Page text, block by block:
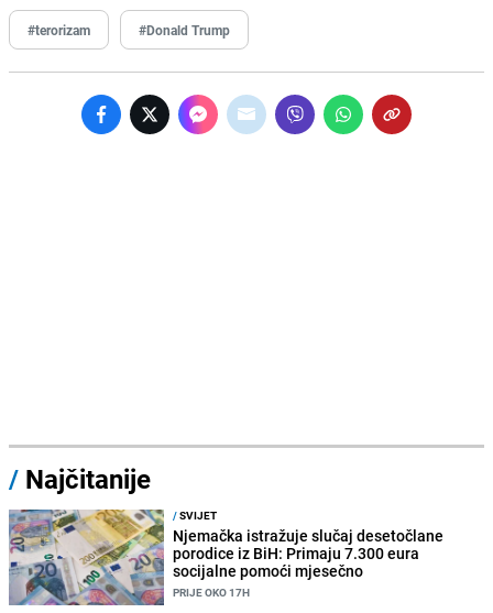
#terorizam #Donald Trump
/ Najčitanije
/SVIJET
Njemačka istražuje slučaj desetočlane
porodice iz BiH: Primaju 7.300 eura
socijalne pomoći mjesečno
PRIJE OKO 17H